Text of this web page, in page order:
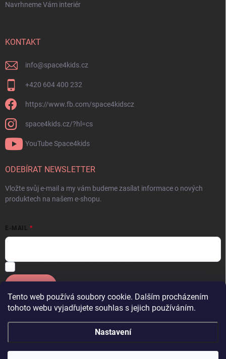
Tento web používá soubory cookie. Dalším procházením
tohoto webu vyjadřujete souhlas s jejich používáním.
Nastavení
Navrhneme Vám interiér
KONTAKT
info@space4kids.cz
+420 604 400 232
https://www.fb.com/space4kidscz
space4kids.cz/?hl=cs
YouTube Space4kids
ODEBÍRAT NEWSLETTER
Vložte svůj e-mail a my vám budeme zasílat informace o nových
produktech na našem e-shopu.
E-MAIL
Facebook OneSpace Instagram YouTube Space4kids